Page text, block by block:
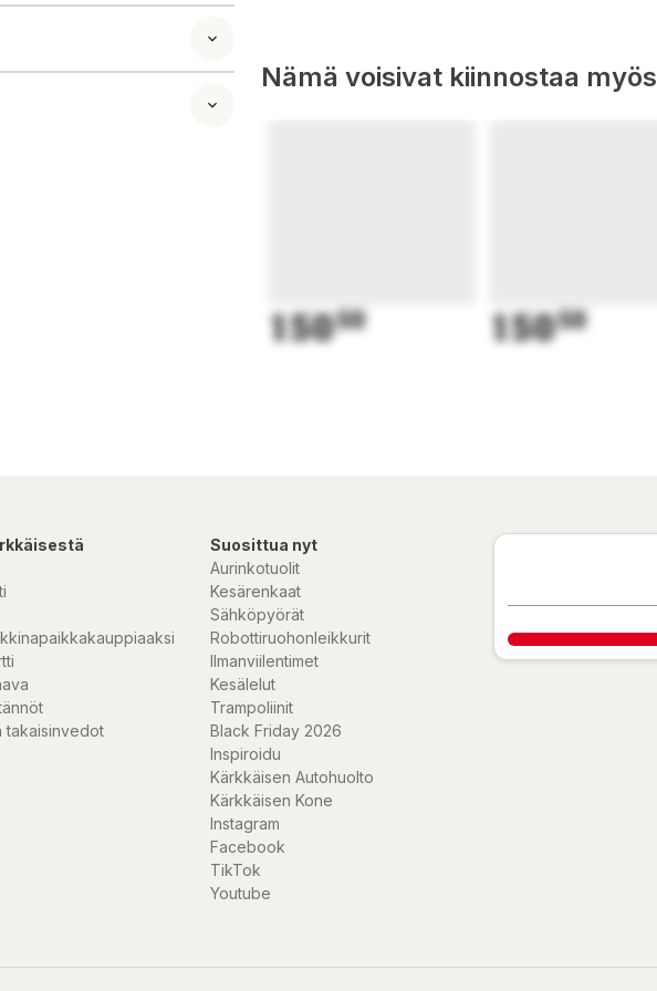
perinteistä
en mörk
bara 40 mm
uppger en
Nämä voisivat kiinnostaa myös
15050 15050
takaisinvedot
Suosittua nyt
Aurinkotuolit
Kesärenkaat
Sähköpyörät
Robottiruohonleikkurit
Ilmanviilentimet
Kesälelut
Trampoliinit
Black Friday 2026
Inspiroidu
Kärkkäisen Autohuolto
Kärkkäisen Kone
Instagram
Facebook
TikTok
Youtube